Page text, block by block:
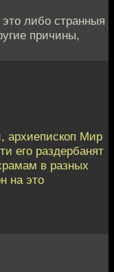
либо странныя
причины,
архиепископ Мир
его раздербанят
в разных
на это